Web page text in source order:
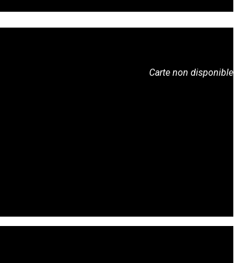
Carte non disponible